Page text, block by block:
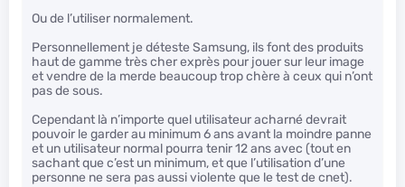
Ou de l’utiliser normalement.
Personnellement je déteste Samsung, ils font des produits
haut de gamme très cher exprès pour jouer sur leur image
et vendre de la merde beaucoup trop chère à ceux qui n’ont
pas de sous.
Cependant là n’importe quel utilisateur acharné devrait
pouvoir le garder au minimum 6 ans avant la moindre panne
et un utilisateur normal pourra tenir 12 ans avec (tout en
sachant que c’est un minimum, et que l’utilisation d’une
personne ne sera pas aussi violente que le test de cnet).